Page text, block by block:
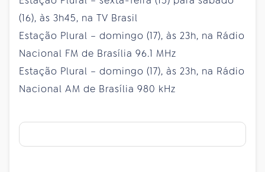
(16), às 3h45, na TV Brasil
Estação Plural – domingo (17), às 23h, na Rádio
Nacional FM de Brasília 96.1 MHz
Estação Plural – domingo (17), às 23h, na Rádio
Nacional AM de Brasília 980 kHz